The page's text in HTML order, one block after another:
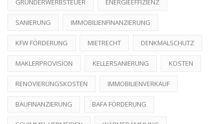
GRUNDERWERBSTEUER ENERGIEEFFIZIENZ
SANIERUNG IMMOBILIENFINANZIERUNG
KFW FÖRDERUNG MIETRECHT DENKMALSCHUTZ
MAKLERPROVISION KELLERSANIERUNG KOSTEN
RENOVIERUNGSKOSTEN IMMOBILIENVERKAUF
BAUFINANZIERUNG BAFA FÖRDERUNG